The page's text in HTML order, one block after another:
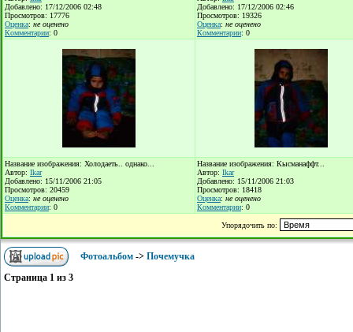
Добавлено: 17/12/2006 02:48
Просмотров: 17776
Оценка: не оценено
Комментарии: 0
Добавлено: 17/12/2006 02:46
Просмотров: 19326
Оценка: не оценено
Комментарии: 0
Название изображения: Холодаеть.. однако...
Автор: Ikar
Добавлено: 15/11/2006 21:05
Просмотров: 20459
Оценка: не оценено
Комментарии: 0
Название изображения: Кысманаффт...
Автор: Ikar
Добавлено: 15/11/2006 21:03
Просмотров: 18418
Оценка: не оценено
Комментарии: 0
Упорядочить по:
Фотоальбом -> Почемучка
Страница 1 из 3